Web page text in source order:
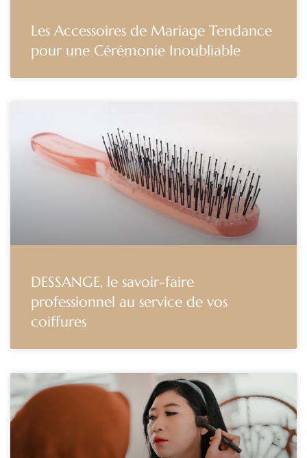
Les Accessoires de Mariage Tendance
pour une Cérémonie Inoubliable
DESSANGE, le savoir-faire
professionnel au service de vos
coiffures